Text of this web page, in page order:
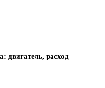
двигатель, расход